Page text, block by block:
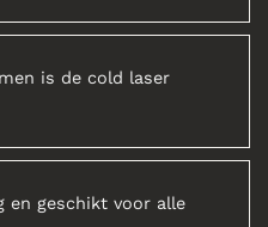
is de cold laser
en geschikt voor alle